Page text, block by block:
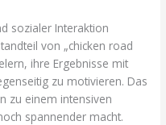
sozialer Interaktion
von „chicken road
ihre Ergebnisse mit
zu motivieren. Das
zu einem intensiven
spannender macht.